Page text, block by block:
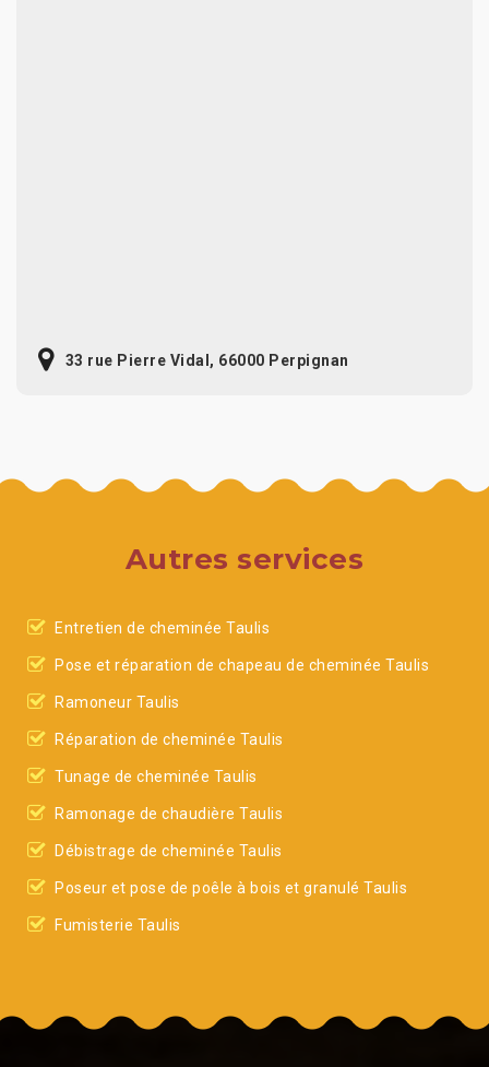
33 rue Pierre Vidal, 66000 Perpignan
Autres services
Entretien de cheminée Taulis
Pose et réparation de chapeau de cheminée Taulis
Ramoneur Taulis
Réparation de cheminée Taulis
Tunage de cheminée Taulis
Ramonage de chaudière Taulis
Débistrage de cheminée Taulis
Poseur et pose de poêle à bois et granulé Taulis
Fumisterie Taulis